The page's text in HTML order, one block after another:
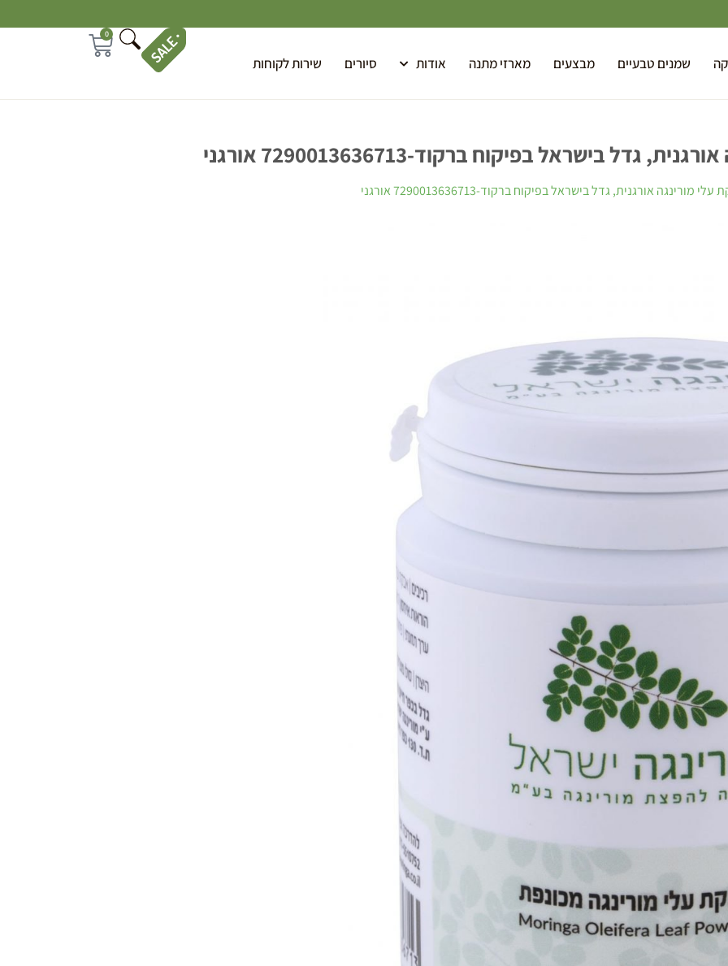
שמנים טבעיים מבצעים מארזי מתנה אודות סיורים שירות לקוחות
0